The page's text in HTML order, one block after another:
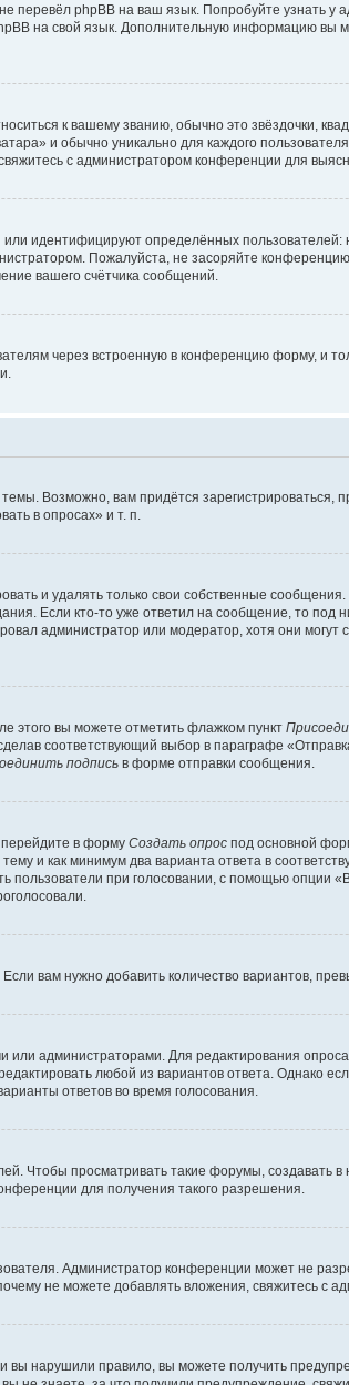
перевёл phpBB на ваш язык. Попробуйте узнать
на свой язык. Дополнительную информацию вы
к вашему званию, обычно это звёздочки,
и обычно уникально для каждого
с администратором конференции для
идентифицируют определённых
Пожалуйста, не засоряйте
вашего счётчика сообщений.
через встроенную в конференцию форму, и
Возможно, вам придётся зарегистрироваться,
в опросах» и т. п.
и удалять только свои собственные
Если кто-то уже ответил на сообщение, то под
администратор или модератор, хотя они
этого вы можете отметить флажком пункт
соответствующий выбор в параграфе
подпись в форме отправки сообщения.
в форму Создать опрос под основной
и как минимум два варианта ответа в
пользователи при голосовании, с помощью опции
вам нужно добавить количество вариантов,
администраторами. Для редактирования
любой из вариантов ответа. Однако
ответов во время голосования.
Чтобы просматривать такие форумы, создавать
для получения такого разрешения.
Администратор конференции может не
не можете добавлять вложения, свяжитесь с
нарушили правило, вы можете получить